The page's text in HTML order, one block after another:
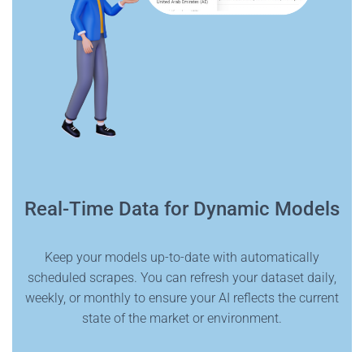
Real-Time Data for Dynamic Models
Keep your models up-to-date with automatically
scheduled scrapes. You can refresh your dataset daily,
weekly, or monthly to ensure your AI reflects the current
state of the market or environment.